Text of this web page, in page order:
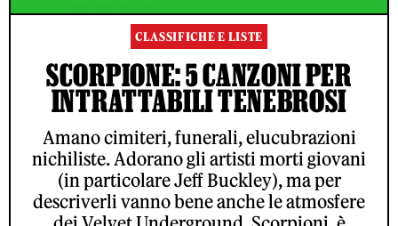
CLASSIFICHE E LISTE
SCORPIONE: 5 CANZONI PER
INTRATTABILI TENEBROSI
Amano cimiteri, funerali, elucubrazioni
nichiliste. Adorano gli artisti morti giovani
(in particolare Jeff Buckley), ma per
descriverli vanno bene anche le atmosfere